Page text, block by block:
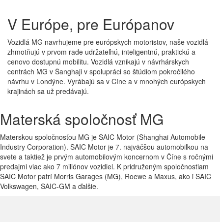
V Európe, pre Európanov
Vozidlá MG navrhujeme pre európskych motoristov, naše vozidlá
zhmotňujú v prvom rade udržateľnú, inteligentnú, praktickú a
cenovo dostupnú mobilitu. Vozidlá vznikajú v návrhárskych
centrách MG v Šanghaji v spolupráci so štúdiom pokročilého
návrhu v Londýne. Vyrábajú sa v Číne a v mnohých európskych
krajinách sa už predávajú.
Materská spoločnosť MG
Materskou spoločnosťou MG je SAIC Motor (Shanghai Automobile
Industry Corporation). SAIC Motor je 7. najväčšou automobilkou na
svete a taktiež je prvým automobilovým koncernom v Číne s ročnými
predajmi viac ako 7 miliónov vozidiel. K pridruženým spoločnostiam
SAIC Motor patrí Morris Garages (MG), Roewe a Maxus, ako i SAIC
Volkswagen, SAIC-GM a ďalšie.